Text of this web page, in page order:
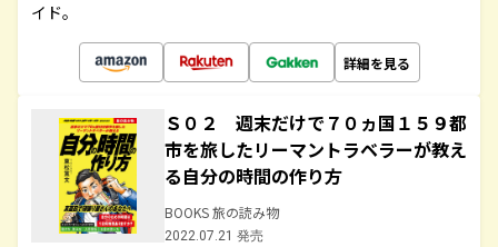
イド。
詳細を見る
Ｓ０２ 週末だけで７０ヵ国１５９都
市を旅したリーマントラベラーが教え
る自分の時間の作り方
BOOKS 旅の読み物
2022.07.21 発売